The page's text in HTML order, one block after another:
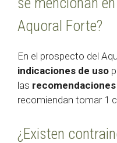
Aquoral Forte?
En el prospecto del
indicaciones de uso
las
recomiendan tomar 1
¿Existen